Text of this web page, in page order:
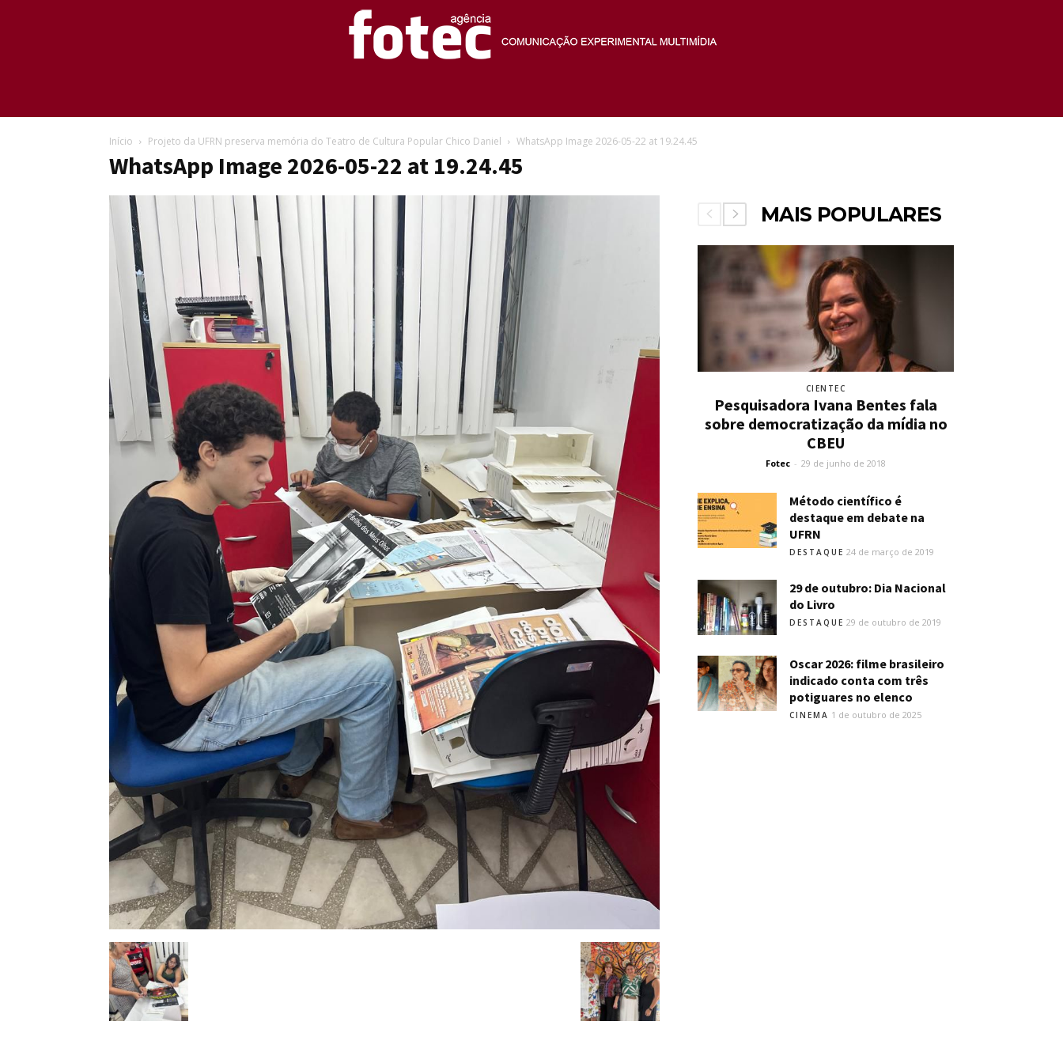
Início Projeto da UFRN preserva memória do Teatro de Cultura Popular Chico Daniel WhatsApp Image 2026-05-22 at 19.24.45
WhatsApp Image 2026-05-22 at 19.24.45
MAIS POPULARES
CIENTEC
Pesquisadora Ivana Bentes fala
sobre democratização da mídia no
CBEU
Fotec - 29 de junho de 2018
Método científico é
destaque em debate na
UFRN
DESTAQUE 24 de março de 2019
29 de outubro: Dia Nacional
do Livro
DESTAQUE 29 de outubro de 2019
Oscar 2026: filme brasileiro
indicado conta com três
potiguares no elenco
CINEMA 1 de outubro de 2025